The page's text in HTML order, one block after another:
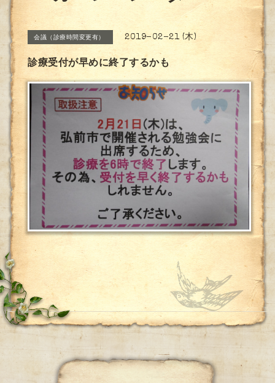
会議（診療時間変更有） 2019-02-21 (木)
診療受付が早めに終了するかも